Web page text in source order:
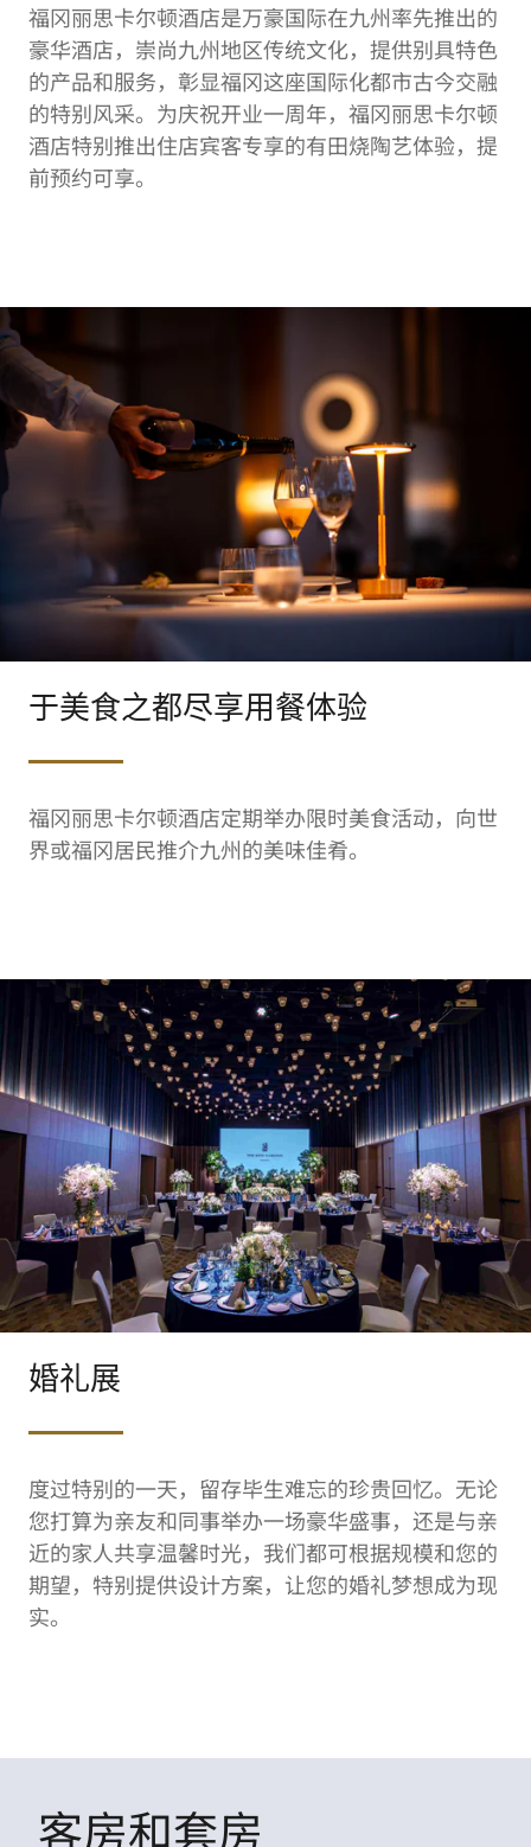
福冈丽思卡尔顿酒店是万豪国际在九州率先推出的
豪华酒店，崇尚九州地区传统文化，提供别具特色
的产品和服务，彰显福冈这座国际化都市古今交融
的特别风采。为庆祝开业一周年，福冈丽思卡尔顿
酒店特别推出住店宾客专享的有田烧陶艺体验，提
前预约可享。
于美食之都尽享用餐体验
福冈丽思卡尔顿酒店定期举办限时美食活动，向世
界或福冈居民推介九州的美味佳肴。
婚礼展
度过特别的一天，留存毕生难忘的珍贵回忆。无论
您打算为亲友和同事举办一场豪华盛事，还是与亲
近的家人共享温馨时光，我们都可根据规模和您的
期望，特别提供设计方案，让您的婚礼梦想成为现
实。
客房和套房